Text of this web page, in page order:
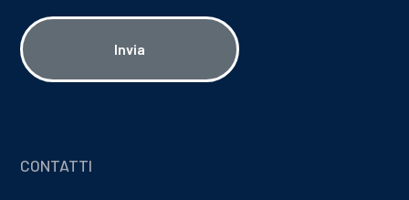
Invia
CONTATTI